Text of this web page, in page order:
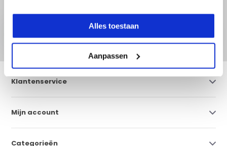
Alles toestaan
Aanpassen
* Lees hier de wettelijke beperkingen
Klantenservice
Mijn account
Categorieën